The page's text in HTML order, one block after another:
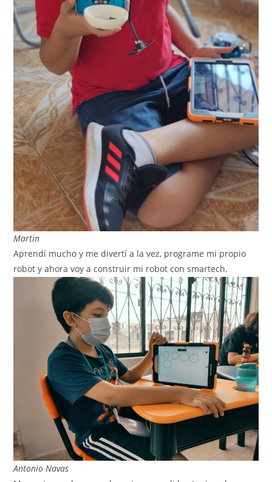
Martin
Aprendí mucho y me divertí a la vez, programe mi propio
robot y ahora voy a construir mi robot con smartech.
Antonio Navas